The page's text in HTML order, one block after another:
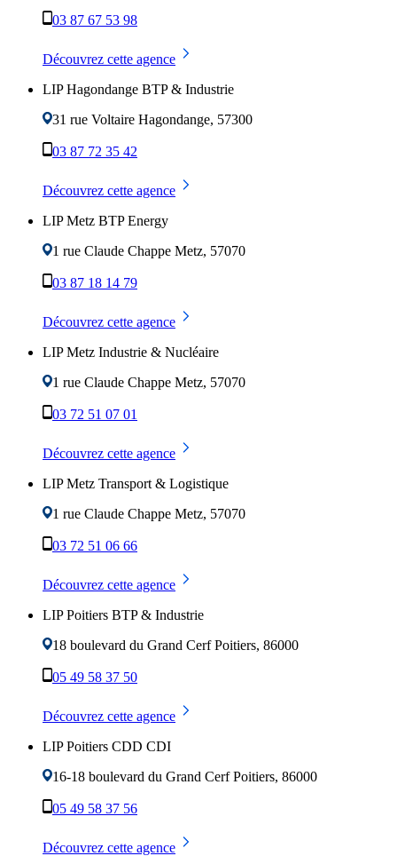
03 87 67 53 98
Découvrez cette agence
LIP Hagondange BTP & Industrie
31 rue Voltaire Hagondange, 57300
03 87 72 35 42
Découvrez cette agence
LIP Metz BTP Energy
1 rue Claude Chappe Metz, 57070
03 87 18 14 79
Découvrez cette agence
LIP Metz Industrie & Nucléaire
1 rue Claude Chappe Metz, 57070
03 72 51 07 01
Découvrez cette agence
LIP Metz Transport & Logistique
1 rue Claude Chappe Metz, 57070
03 72 51 06 66
Découvrez cette agence
LIP Poitiers BTP & Industrie
18 boulevard du Grand Cerf Poitiers, 86000
05 49 58 37 50
Découvrez cette agence
LIP Poitiers CDD CDI
16-18 boulevard du Grand Cerf Poitiers, 86000
05 49 58 37 56
Découvrez cette agence